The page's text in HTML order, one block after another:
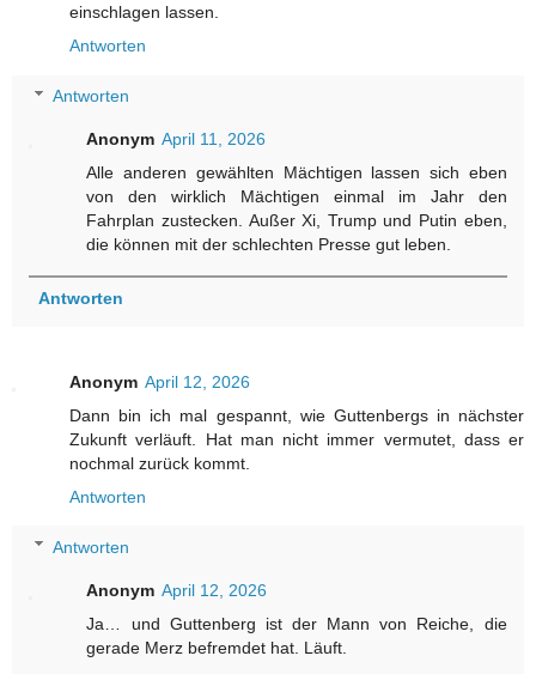
einschlagen lassen.
Antworten
Antworten
Anonym April 11, 2026
Alle anderen gewählten Mächtigen lassen sich eben
von den wirklich Mächtigen einmal im Jahr den
Fahrplan zustecken. Außer Xi, Trump und Putin eben,
die können mit der schlechten Presse gut leben.
Antworten
Anonym April 12, 2026
Dann bin ich mal gespannt, wie Guttenbergs in nächster
Zukunft verläuft. Hat man nicht immer vermutet, dass er
nochmal zurück kommt.
Antworten
Antworten
Anonym April 12, 2026
Ja… und Guttenberg ist der Mann von Reiche, die
gerade Merz befremdet hat. Läuft.